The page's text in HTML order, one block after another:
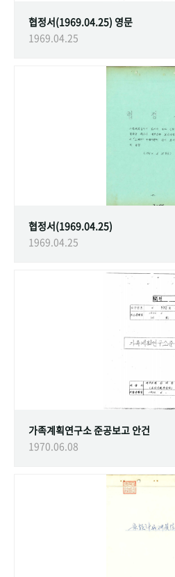
협정서(1969.04.25) 영문
1969.04.25
협정서(1969.04.25)
1969.04.25
가족계획연구소 준공보고 안건
1970.06.08